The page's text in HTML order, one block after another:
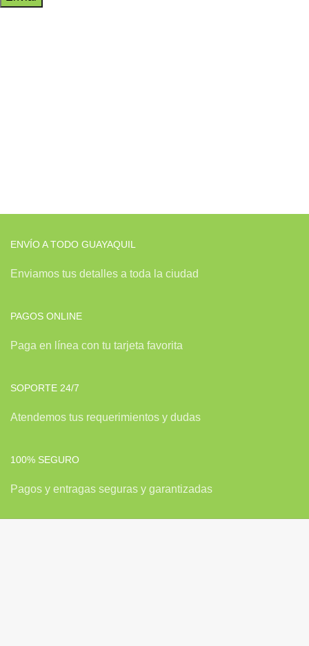
ENVÍO A TODO GUAYAQUIL
Enviamos tus detalles a toda la ciudad
PAGOS ONLINE
Paga en línea con tu tarjeta favorita
SOPORTE 24/7
Atendemos tus requerimientos y dudas
100% SEGURO
Pagos y entragas seguras y garantizadas